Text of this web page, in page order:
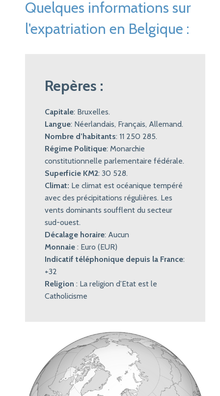
Quelques informations sur
l'expatriation en Belgique :
Repères :
Capitale: Bruxelles.
Langue: Néerlandais, Français, Allemand.
Nombre d’habitants: 11 250 285.
Régime Politique: Monarchie
constitutionnelle parlementaire fédérale.
Superficie KM2: 30 528.
Climat: Le climat est océanique tempéré
avec des précipitations régulières. Les
vents dominants soufflent du secteur
sud-ouest.
Décalage horaire: Aucun
Monnaie : Euro (EUR)
Indicatif téléphonique depuis la France:
+32
Religion : La religion d’Etat est le
Catholicisme